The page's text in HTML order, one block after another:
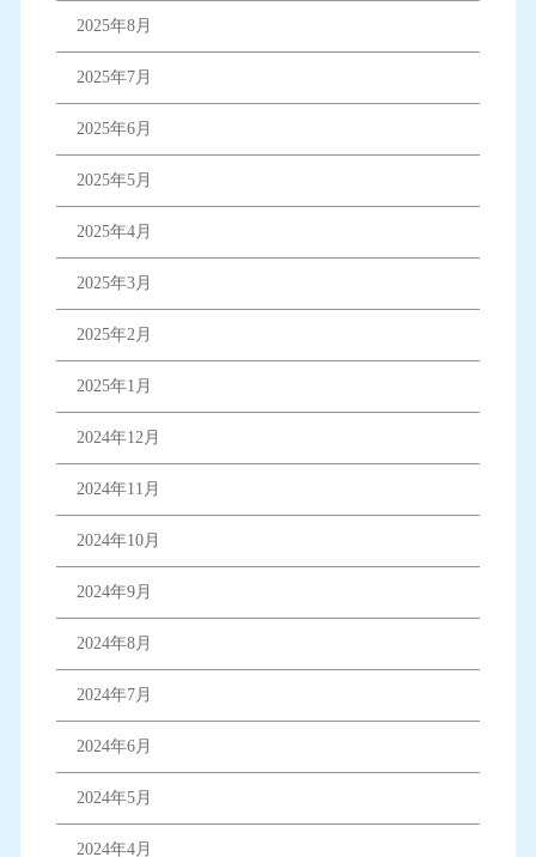
2025年8月
2025年7月
2025年6月
2025年5月
2025年4月
2025年3月
2025年2月
2025年1月
2024年12月
2024年11月
2024年10月
2024年9月
2024年8月
2024年7月
2024年6月
2024年5月
2024年4月